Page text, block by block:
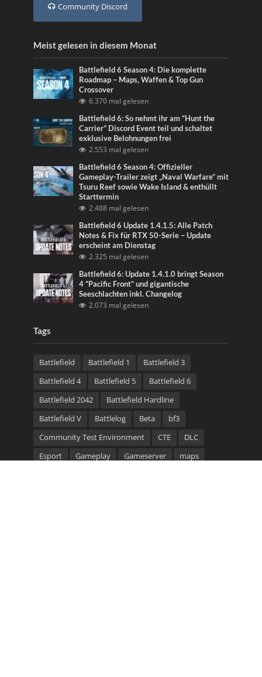
Community Discord
Meist gelesen in diesem Monat
Battlefield 6 Season 4: Die komplette
Roadmap – Maps, Waffen & Top Gun
Crossover
6.370 mal gelesen
Battlefield 6: So nehmt ihr am “Hunt the
Carrier” Discord Event teil und schaltet
exklusive Belohnungen frei
2.553 mal gelesen
Battlefield 6 Season 4: Offizieller
Gameplay-Trailer zeigt „Naval Warfare“ mit
Tsuru Reef sowie Wake Island & enthüllt
Starttermin
2.488 mal gelesen
Battlefield 6 Update 1.4.1.5: Alle Patch
Notes & Fix für RTX 50-Serie – Update
erscheint am Dienstag
2.325 mal gelesen
Battlefield 6: Update 1.4.1.0 bringt Season
4 “Pacific Front” und gigantische
Seeschlachten inkl. Changelog
2.073 mal gelesen
Tags
Battlefield Battlefield 1
Battlefield 3
Battlefield 4
Battlefield 5
Battlefield 6
Battlefield 2042
Battlefield Hardline
Battlefield V
Battlelog Beta
bf3
Community Test Environment
CTE
DLC
Esport
Gameplay Gameserver
maps